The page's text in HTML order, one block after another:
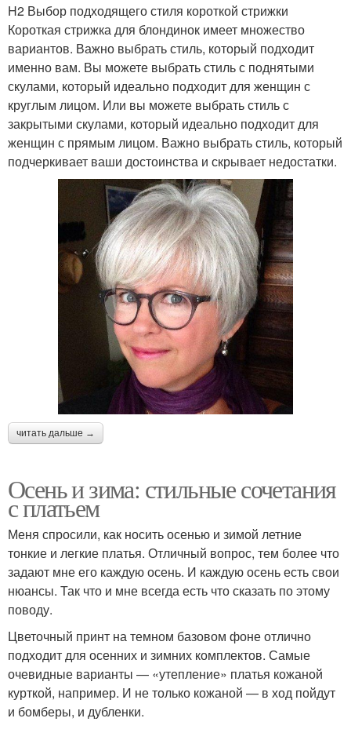
H2 Выбор подходящего стиля короткой стрижки
Короткая стрижка для блондинок имеет множество
вариантов. Важно выбрать стиль, который подходит
именно вам. Вы можете выбрать стиль с поднятыми
скулами, который идеально подходит для женщин с
круглым лицом. Или вы можете выбрать стиль с
закрытыми скулами, который идеально подходит для
женщин с прямым лицом. Важно выбрать стиль, который
подчеркивает ваши достоинства и скрывает недостатки.
читать дальше →
Осень и зима: стильные сочетания
с платьем
Меня спросили, как носить осенью и зимой летние
тонкие и легкие платья. Отличный вопрос, тем более что
задают мне его каждую осень. И каждую осень есть свои
нюансы. Так что и мне всегда есть что сказать по этому
поводу.
Цветочный принт на темном базовом фоне отлично
подходит для осенних и зимних комплектов. Самые
очевидные варианты — «утепление» платья кожаной
курткой, например. И не только кожаной — в ход пойдут
и бомберы, и дубленки.